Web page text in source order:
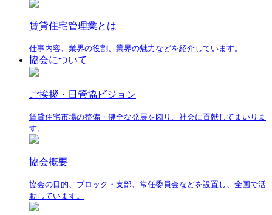
賃貸住宅管理業とは
仕事内容、業界の役割、業界の魅力などを紹介しています。
協会について
ご挨拶・日管協ビジョン
賃貸住宅市場の整備・健全な発展を図り、社会に貢献してまいりま
す。
協会概要
協会の目的、ブロック・支部、常任委員会などを設置し、全国で活
動しています。